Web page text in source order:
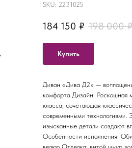
SKU: 2231025
184 150 ₽ 198 000 ₽
Купить
Диван «Дива Д2» —
комфорта Дизайн: Роскошная
класса, сочетающая
современными технологиями.
изысканные детали создают
Особенности исполнения: